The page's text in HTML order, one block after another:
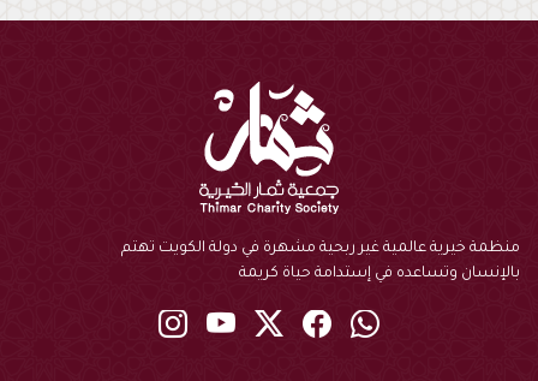
منظمة خيرية عالمية غير ربحية مشهرة في دولة الكويت تهتم
بالإنسان وتساعده في إستدامة حياة كريمة
Whatsapp
Facebook
twitter
youtube
instagram